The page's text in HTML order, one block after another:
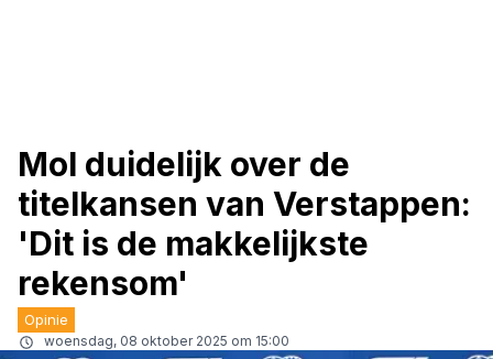
Mol duidelijk over de
titelkansen van Verstappen:
'Dit is de makkelijkste
rekensom'
Opinie
woensdag, 08 oktober 2025 om 15:00